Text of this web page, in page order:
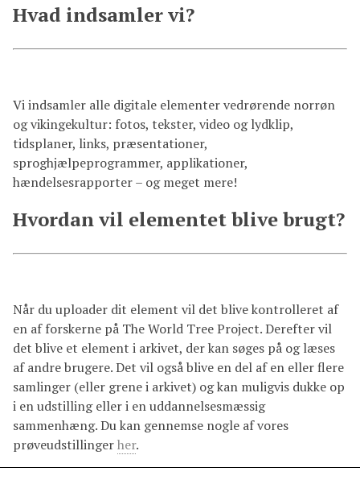
Hvad indsamler vi?
Vi indsamler alle digitale elementer vedrørende norrøn
og vikingekultur: fotos, tekster, video og lydklip,
tidsplaner, links, præsentationer,
sproghjælpeprogrammer, applikationer,
hændelsesrapporter – og meget mere!
Hvordan vil elementet blive brugt?
Når du uploader dit element vil det blive kontrolleret af
en af forskerne på The World Tree Project. Derefter vil
det blive et element i arkivet, der kan søges på og læses
af andre brugere. Det vil også blive en del af en eller flere
samlinger (eller grene i arkivet) og kan muligvis dukke op
i en udstilling eller i en uddannelsesmæssig
sammenhæng. Du kan gennemse nogle af vores
prøveudstillingerher.